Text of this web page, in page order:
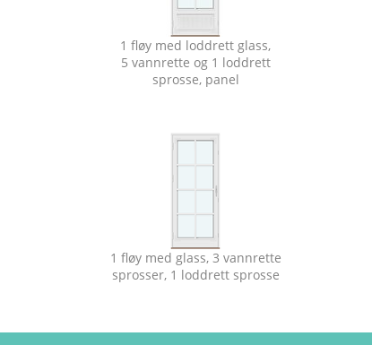
1 fløy med loddrett glass,
5 vannrette og 1 loddrett
sprosse, panel
1 fløy med glass, 3 vannrette
sprosser, 1 loddrett sprosse